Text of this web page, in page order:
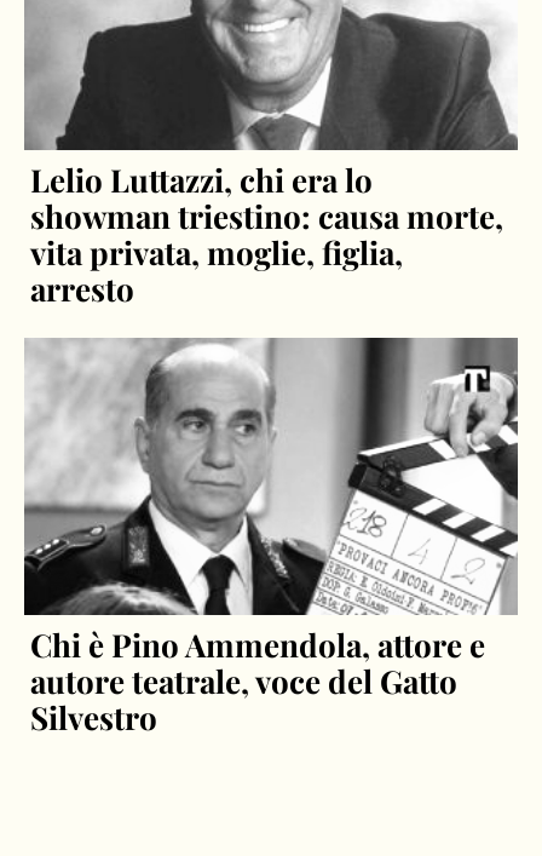
Lelio Luttazzi, chi era lo
showman triestino: causa morte,
vita privata, moglie, figlia,
arresto
Chi è Pino Ammendola, attore e
autore teatrale, voce del Gatto
Silvestro